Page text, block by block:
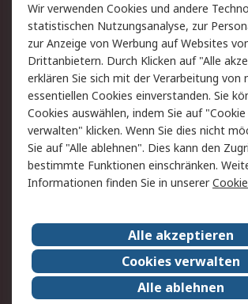
Rücksendungen
Kontakt
Hilfe
Rechtliches
AGB
Cookie-Richtlinie
Copyright/Impressum
RS
Karriere bei RS
Qualität/Umwelt/ZertifikatePresse-
Wir verwenden Cookies und andere
statistischen Nutzungsanalyse, zur
zur Anzeige von Werbung auf Websites
Drittanbietern. Durch Klicken auf "Alle
erklären Sie sich mit der Verarbeitung von
essentiellen Cookies einverstanden. Sie
Cookies auswählen, indem Sie auf
verwalten" klicken. Wenn Sie dies nicht
Sie auf "Alle ablehnen". Dies kann den
bestimmte Funktionen einschränken.
Informationen finden Sie in unserer
Alle akzeptieren
Cookies verwalten
Alle ablehnen